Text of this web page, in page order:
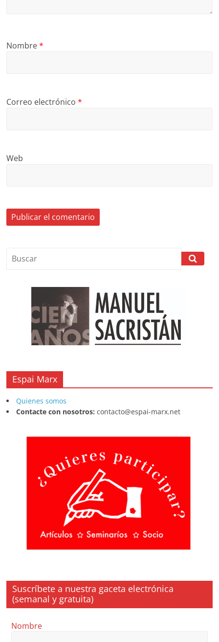
Nombre*
Correo electrónico*
Web
Espai Marx
Quienes somos
Contacte con nosotros: contacto@espai-marx.net
Suscríbete a nuestra gaceta electrónica
(semanal y gratuita)
Nombre